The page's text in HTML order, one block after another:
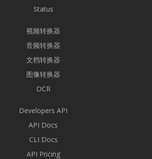
Status
视频转换器
音频转换器
文档转换器
图像转换器
OCR
Developers API
API Docs
CLI Docs
API Pricing